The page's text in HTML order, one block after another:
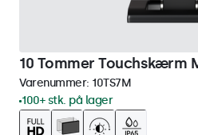
10 Tommer Touchskærm
Varenummer: 10TS7M
100+ stk. på lager